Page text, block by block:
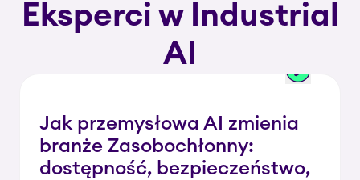
Eksperci w Industrial
AI
Jak przemysłowa AI zmienia
branże Zasobochłonny:
dostępność, bezpieczeństwo,